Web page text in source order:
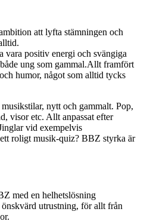
att lyfta stämningen och
vara positiv energi och svängiga
ung som gammal.Allt framfört
humor, något som alltid tycks
nytt och gammalt. Pop,
visor etc. Allt anpassat efter
vid exempelvis
roligt musik-quiz? BBZ styrka är
med en helhetslösning
utrustning, för allt från